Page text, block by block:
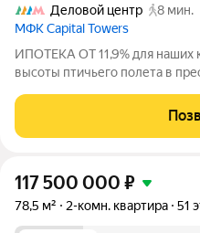
Деловой центр
8 мин.
МФК Capital Towers
ИПОТЕКА ОТ 11,9% для наших
высоты птичьего полета в
Краснопресненской
квадратных метра, 35 этаж из
117 500 000 ₽
78,5 м² 2-комн. квартира 51